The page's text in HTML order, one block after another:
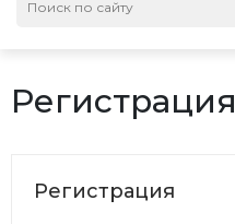
Регистрация
Регистрация